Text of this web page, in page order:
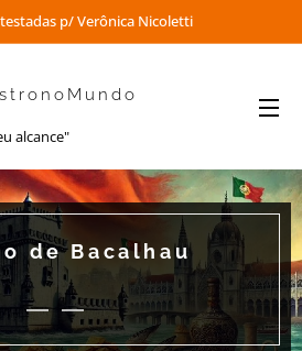
p/ Verônica Nicoletti
alcance"
de Bacalhau